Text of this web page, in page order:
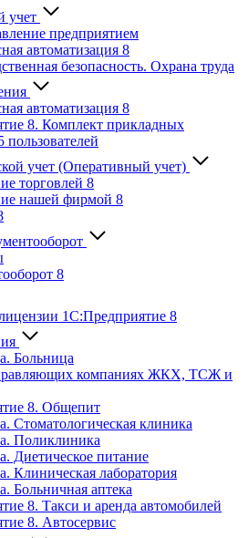
учет
предприятием
автоматизация 8
безопасность. Охрана труда
автоматизация 8
8. Комплект прикладных
учет (Оперативный учет)
торговлей 8
нашей фирмой 8
8
1С:Предприятие 8
Больница
компаниях ЖКХ, ТСЖ и
8. Общепит
Стоматологическая клиника
Поликлиника
Диетическое питание
Клиническая лаборатория
Больничная аптека
8. Такси и аренда автомобилей
8. Автосервис